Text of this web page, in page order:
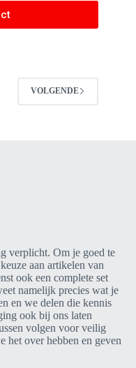
VOLGENDE
verplicht. Om je goed te
aan artikelen van
ook een complete set
namelijk precies wat je
en we delen die kennis
ook bij ons laten
volgen voor veilig
het over hebben en geven